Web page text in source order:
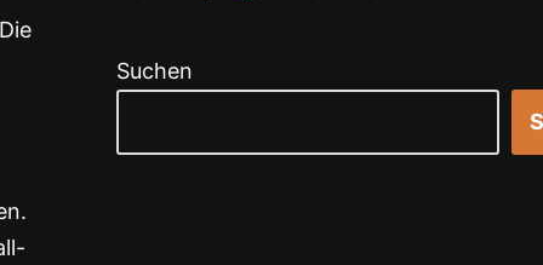
Suchen